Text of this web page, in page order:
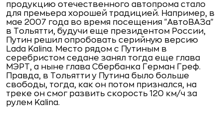
продукцию отечественного автопрома стало
для премьера хорошей традицией. Например, в
мае 2007 года во время посещения "АвтоВАЗа"
в Тольятти, будучи еще президентом России,
Путин решил опробовать серийную версию
Lada Kalina. Место рядом с Путиным в
серебристом седане занял тогда еще глава
МЭРТ, а ныне глава Сбербанка Герман Греф.
Правда, в Тольятти у Путина было больше
свободы, тогда, как он потом признался, на
треке он смог развить скорость 120 км/ч за
рулем Kalina.